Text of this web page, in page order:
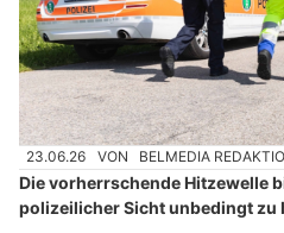
23.06.26 VON BELMEDIA
Die vorherrschende Hitzewelle
polizeilicher Sicht unbedingt zu